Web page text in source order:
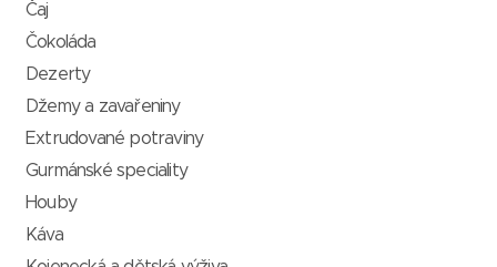
Čaj
Čokoláda
Dezerty
Džemy a zavařeniny
Extrudované potraviny
Gurmánské speciality
Houby
Káva